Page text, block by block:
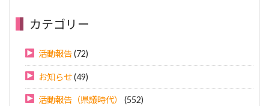
カテゴリー
活動報告(72)
お知らせ(49)
活動報告（県議時代） (552)